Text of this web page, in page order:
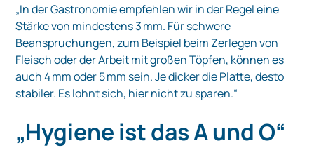
„In der Gastronomie empfehlen wir in der Regel eine
Stärke von mindestens 3 mm. Für schwere
Beanspruchungen, zum Beispiel beim Zerlegen von
Fleisch oder der Arbeit mit großen Töpfen, können es
auch 4 mm oder 5 mm sein. Je dicker die Platte, desto
stabiler. Es lohnt sich, hier nicht zu sparen.“
„Hygiene ist das A und O“